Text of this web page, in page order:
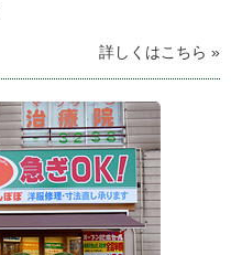
詳しくはこちら »